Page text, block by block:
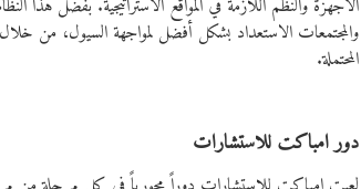
الأجهزة والنظم اللازمة في المواقع الاستراتيجية. بفضل هذا
والمجتمعات الاستعداد بشكل أفضل لمواجهة السيول، من
المحتملة.
دور امباكت للاستشارات